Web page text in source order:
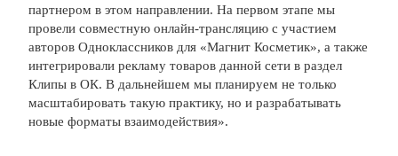
партнером в этом направлении. На первом этапе мы
провели совместную онлайн-трансляцию с участием
авторов Одноклассников для «Магнит Косметик», а также
интегрировали рекламу товаров данной сети в раздел
Клипы в ОК. В дальнейшем мы планируем не только
масштабировать такую практику, но и разрабатывать
новые форматы взаимодействия».